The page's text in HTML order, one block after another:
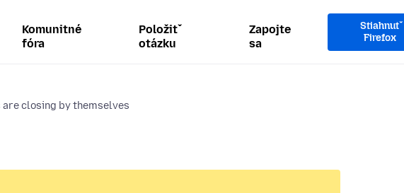
Komunitné
fóra
Položiť
otázku
Zapojte
sa
Stiahnuť
Firefox
are closing by themselves